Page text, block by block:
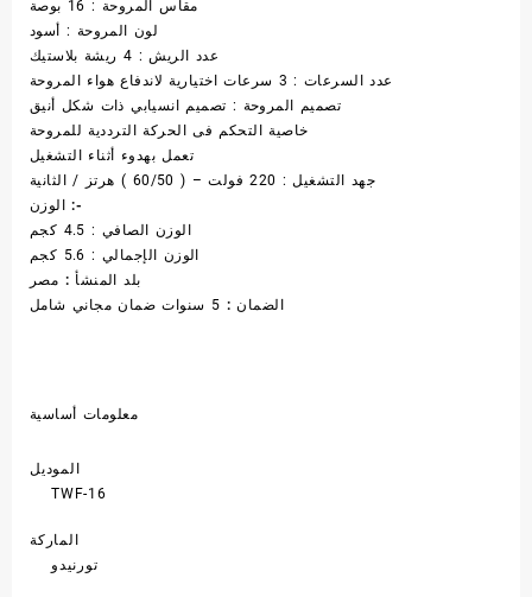
مقاس المروحة : 16 بوصة
لون المروحة : أسود
عدد الريش : 4 ريشة بلاستيك
عدد السرعات : 3 سرعات اختيارية لاندفاع هواء المروحة
تصميم المروحة : تصميم انسيابي ذات شكل أنيق
خاصية التحكم فى الحركة الترددية للمروحة
تعمل بهدوء أثناء التشغيل
جهد التشغيل : 220 فولت – ( 60/50 ) هرتز / الثانية
الوزن :-
الوزن الصافي : 4.5 كجم
الوزن الإجمالي : 5.6 كجم
بلد المنشأ : مصر
الضمان :
معلومات أساسية
الموديل
TWF-16
الماركة
تورنيدو